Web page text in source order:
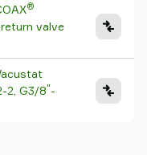
®
valve
2, G3/8"-